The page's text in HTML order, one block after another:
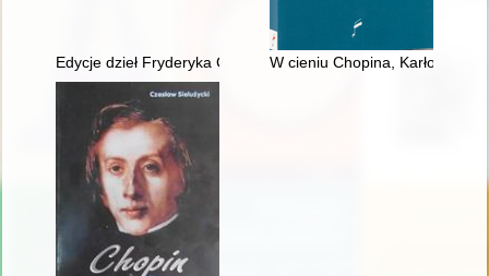
Edycje dzieł Fryderyka Chopina w warszawskiej oficynie
W cieniu Chopina, Karłowicza